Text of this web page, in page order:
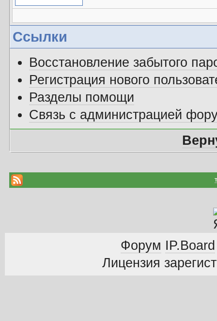
Ссылки
Восстановление забытого
Регистрация нового
Разделы помощи
Связь с администрацией
Форум IP.Board
Лицензия